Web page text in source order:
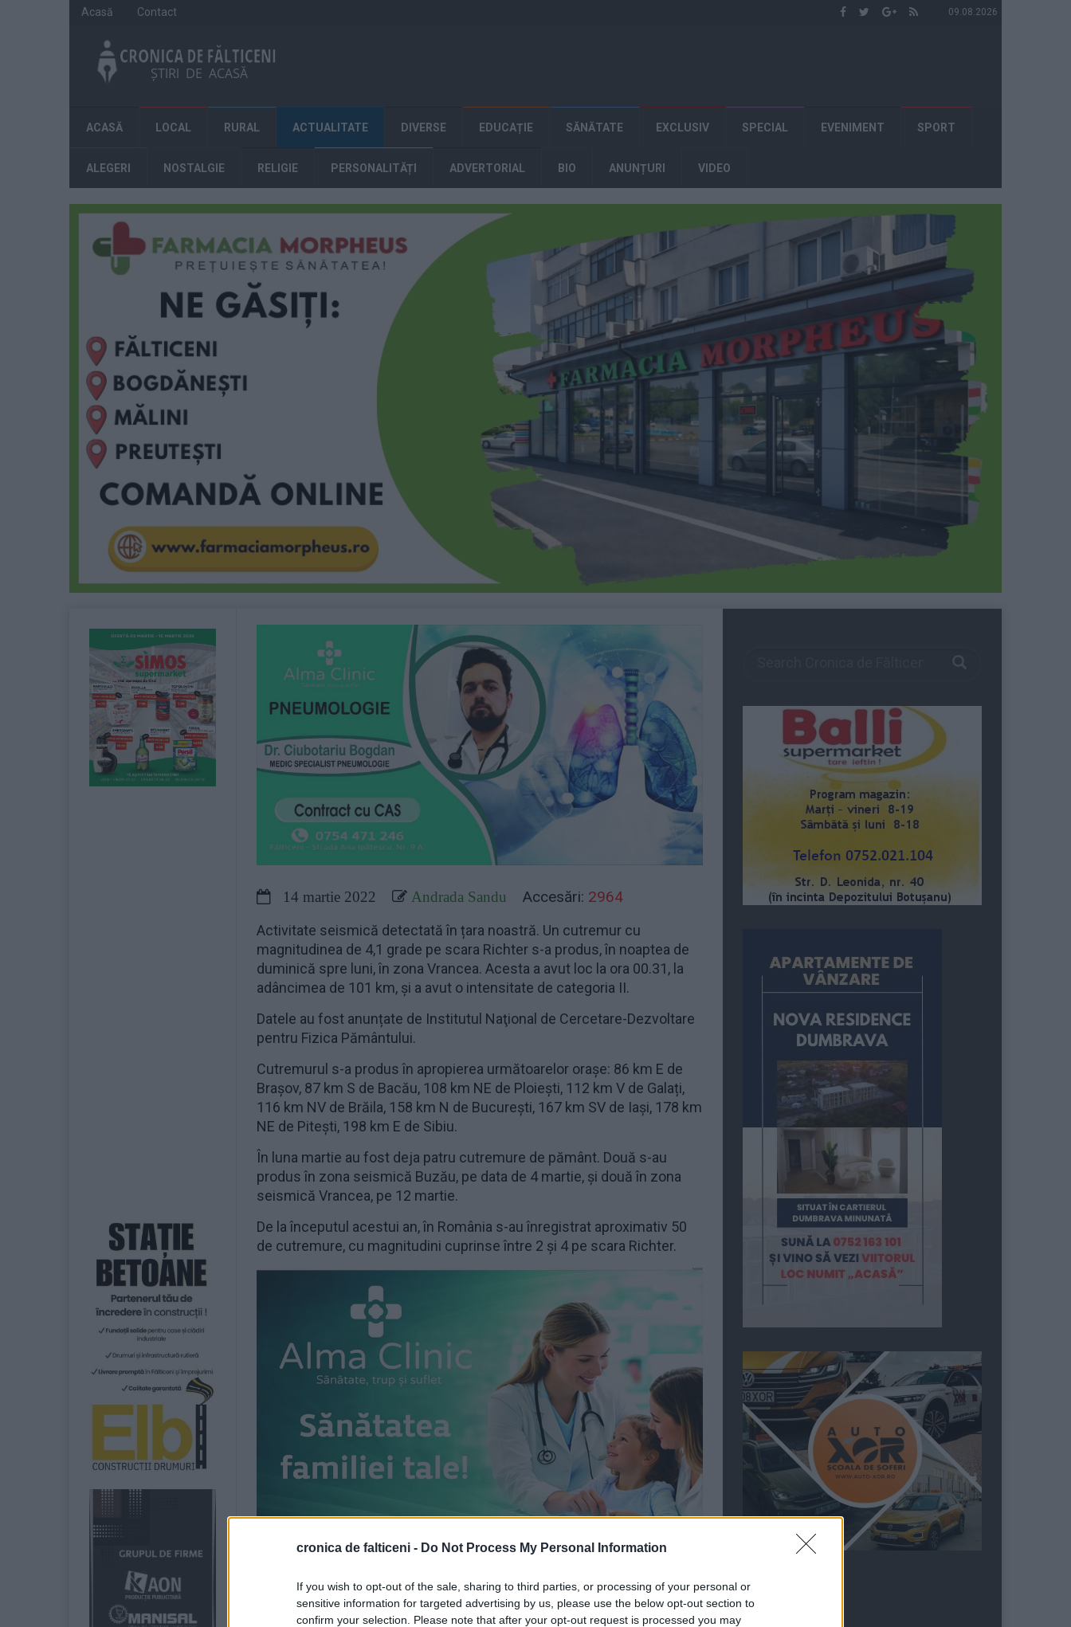
cronica de falticeni - Do Not Process My Personal Information
If you wish to opt-out of the sale, sharing to third parties, or processing of your personal or
sensitive information for targeted advertising by us, please use the below opt-out section to
confirm your selection. Please note that after your opt-out request is processed you may
09.08.2026
Acasă Contact
ACASĂ LOCAL RURAL ACTUALITATE DIVERSE EDUCAȚIE SĂNĂTATE EXCLUSIV SPECIAL EVENIMENT SPORT
ALEGERI NOSTALGIE RELIGIE PERSONALITĂȚI ADVERTORIAL BIO ANUNȚURI VIDEO
14 martie 2022 Andrada Sandu Accesări: 2964
Activitate seismică detectată în țara noastră. Un cutremur cu
magnitudinea de 4,1 grade pe scara Richter s-a produs, în noaptea de
duminică spre luni, în zona Vrancea. Acesta a avut loc la ora 00.31, la
adâncimea de 101 km, și a avut o intensitate de categoria II.
Datele au fost anunțate de Institutul Naţional de Cercetare-Dezvoltare
pentru Fizica Pământului.
Cutremurul s-a produs în apropierea următoarelor oraşe: 86 km E de
Brașov, 87 km S de Bacău, 108 km NE de Ploiești, 112 km V de Galați,
116 km NV de Brăila, 158 km N de București, 167 km SV de Iași, 178 km
NE de Pitești, 198 km E de Sibiu.
În luna martie au fost deja patru cutremure de pământ. Două s-au
produs în zona seismică Buzău, pe data de 4 martie, și două în zona
seismică Vrancea, pe 12 martie.
De la începutul acestui an, în România s-au înregistrat aproximativ 50
de cutremure, cu magnitudini cuprinse între 2 şi 4 pe scara Richter.